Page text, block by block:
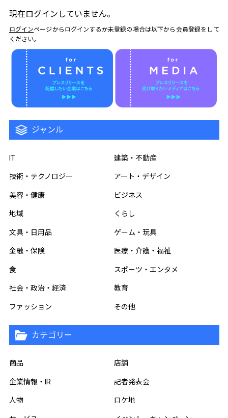
現在ログインしていません。
ログインページからログインするか未登録の場合は以下から会員登録をして
ください。
ジャンル
IT 建築・不動産
技術・テクノロジー アート・デザイン
美容・健康 ビジネス
地域 くらし
文具・日用品 ゲーム・玩具
金融・保険 医療・介護・福祉
食 スポーツ・エンタメ
社会・政治・経済 教育
ファッション その他
カテゴリー
商品 店舗
企業情報・IR 記者発表会
人物 ロケ地